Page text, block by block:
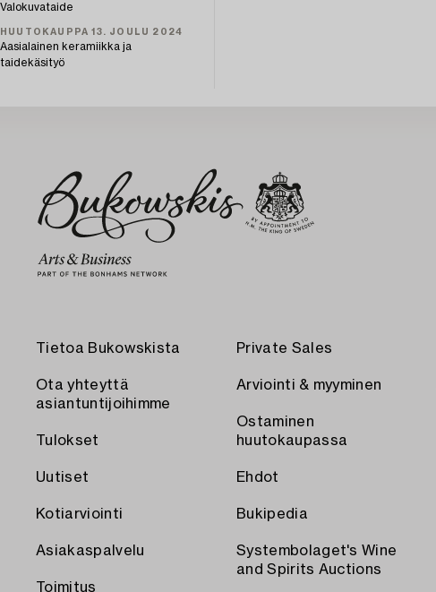
Valokuvataide
HUUTOKAUPPA 13. JOULU 2024
Aasialainen keramiikka ja
taidekäsityö
Tietoa Bukowskista
Ota yhteyttä
asiantuntijoihimme
Tulokset
Uutiset
Kotiarviointi
Asiakaspalvelu
Toimitus
Private Sales
Arviointi & myyminen
Ostaminen
huutokaupassa
Ehdot
Bukipedia
Systembolaget's Wine
and Spirits Auctions